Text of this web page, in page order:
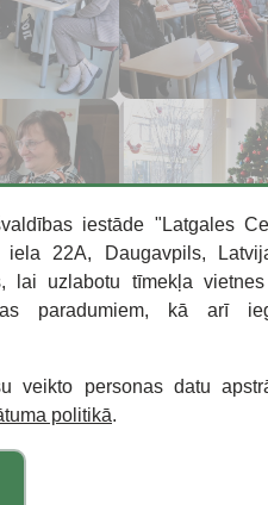
iestāde "Latgales
iela 22A, Daugavpils,
lai uzlabotu tīmekļa
paradumiem, kā arī
veikto personas datu
politikā.